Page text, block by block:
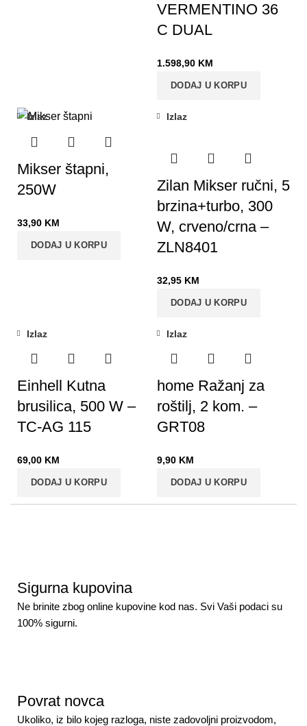
VERMENTINO 36
C DUAL
1.598,90 KM
DODAJ U KORPU
Izlaz
Mikser štapni,
250W
33,90 KM
DODAJ U KORPU
Izlaz
Zilan Mikser ručni, 5
brzina+turbo, 300
W, crveno/crna –
ZLN8401
32,95 KM
DODAJ U KORPU
Izlaz
Einhell Kutna
brusilica, 500 W –
TC-AG 115
69,00 KM
DODAJ U KORPU
Izlaz
home Ražanj za
roštilj, 2 kom. –
GRT08
9,90 KM
DODAJ U KORPU
Sigurna kupovina
Ne brinite zbog online kupovine kod nas. Svi Vaši podaci su
100% sigurni.
Povrat novca
Ukoliko, iz bilo kojeg razloga, niste zadovoljni proizvodom,